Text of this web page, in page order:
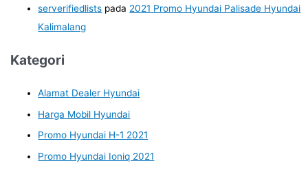
serverifiedlists pada 2021 Promo Hyundai Palisade Hyundai
Kalimalang
Kategori
Alamat Dealer Hyundai
Harga Mobil Hyundai
Promo Hyundai H-1 2021
Promo Hyundai Ioniq 2021